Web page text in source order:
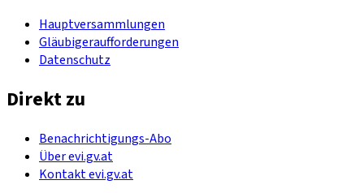
Hauptversammlungen
Gläubigeraufforderungen
Datenschutz
Direkt zu
Benachrichtigungs-Abo
Über evi.gv.at
Kontakt evi.gv.at